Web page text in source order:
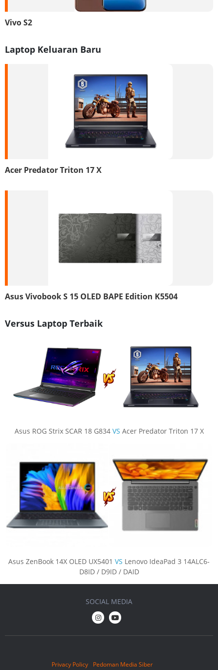
Vivo S2
Laptop Keluaran Baru
Acer Predator Triton 17 X
Asus Vivobook S 15 OLED BAPE Edition K5504
Versus Laptop Terbaik
Asus ROG Strix SCAR 18 G834 VS Acer Predator Triton 17 X
Asus ZenBook 14X OLED UX5401 VS Lenovo IdeaPad 3 14ALC6-
D8ID / D9ID / DAID
Privacy Policy Pedoman Media Siber
SOCIAL MEDIA